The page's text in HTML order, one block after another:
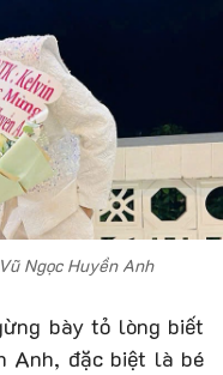
Ngọc Huyền Anh
bày tỏ lòng biết
Anh, đặc biệt là bé